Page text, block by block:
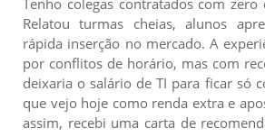
Relatou turmas cheias, alunos
rápida inserção no mercado. A
por conflitos de horário, mas com
deixaria o salário de TI para ficar só
que vejo hoje como renda extra e
assim, recebi uma carta de